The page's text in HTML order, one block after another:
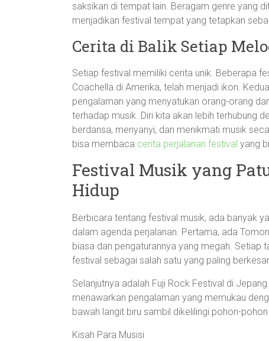
saksikan di tempat lain. Beragam genre yang
menjadikan festival tempat yang tetapkan
Cerita di Balik Setiap
Setiap festival memiliki cerita unik. Beberapa
Coachella di Amerika, telah menjadi ikon.
pengalaman yang menyatukan orang-orang
terhadap musik. Diri kita akan lebih terhubung
berdansa, menyanyi, dan menikmati musik
bisa membaca cerita perjalanan festival yang
Festival Musik yang
Hidup
Berbicara tentang festival musik, ada banyak
dalam agenda perjalanan. Pertama, ada
biasa dan pengaturannya yang megah. Setiap
festival sebagai salah satu yang paling
Selanjutnya adalah Fuji Rock Festival di
menawarkan pengalaman yang memukau
bawah langit biru sambil dikelilingi pohon-
Kisah Para Musisi